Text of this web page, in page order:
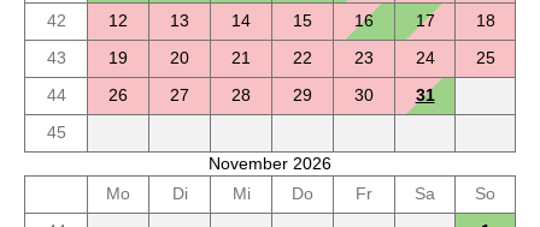
42
12 13 14 15 16 17
18
43
19 20 21 22 23 24
25
44
26 27 28 29 30
31
45
November 2026
Mo
Di Mi Do Fr Sa
So